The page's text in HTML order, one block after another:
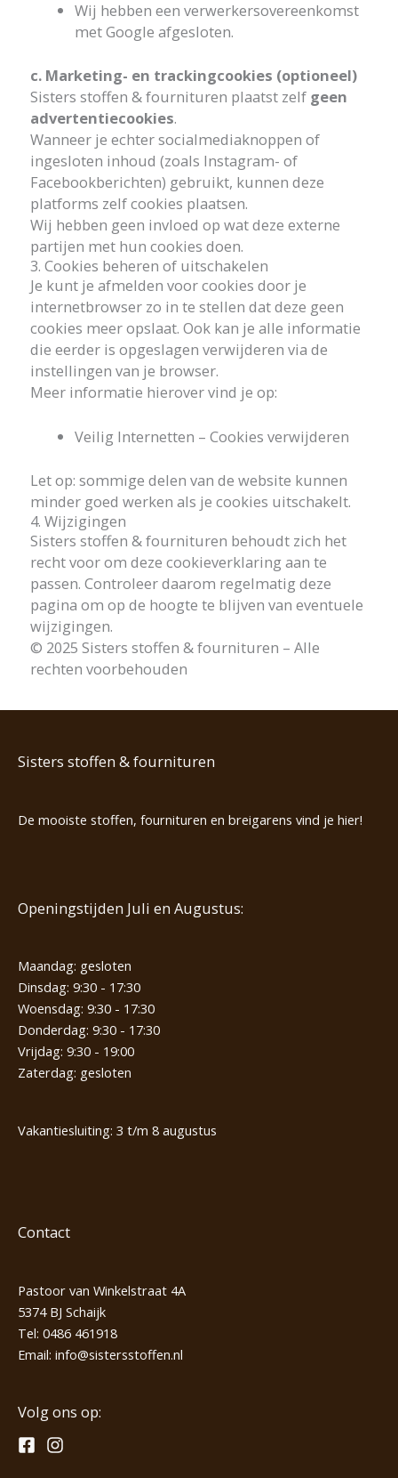
Wij hebben een verwerkersovereenkomst
met Google afgesloten.
c. Marketing- en trackingcookies (optioneel)
Sisters stoffen & fournituren plaatst zelf geen
advertentiecookies.
Wanneer je echter socialmediaknoppen of
ingesloten inhoud (zoals Instagram- of
Facebookberichten) gebruikt, kunnen deze
platforms zelf cookies plaatsen.
Wij hebben geen invloed op wat deze externe
partijen met hun cookies doen.
3. Cookies beheren of uitschakelen
Je kunt je afmelden voor cookies door je
internetbrowser zo in te stellen dat deze geen
cookies meer opslaat. Ook kan je alle informatie
die eerder is opgeslagen verwijderen via de
instellingen van je browser.
Meer informatie hierover vind je op:
Veilig Internetten – Cookies verwijderen
Let op: sommige delen van de website kunnen
minder goed werken als je cookies uitschakelt.
4. Wijzigingen
Sisters stoffen & fournituren behoudt zich het
recht voor om deze cookieverklaring aan te
passen. Controleer daarom regelmatig deze
pagina om op de hoogte te blijven van eventuele
wijzigingen.
© 2025 Sisters stoffen & fournituren – Alle
rechten voorbehouden
Sisters stoffen & fournituren
De mooiste stoffen, fournituren en breigarens vind je hier!
Openingstijden Juli en Augustus:
Maandag: gesloten
Dinsdag: 9:30 - 17:30
Woensdag: 9:30 - 17:30
Donderdag: 9:30 - 17:30
Vrijdag: 9:30 - 19:00
Zaterdag: gesloten
Vakantiesluiting: 3 t/m 8 augustus
Contact
Pastoor van Winkelstraat 4A
5374 BJ Schaijk
Tel: 0486 461918
Email: info@sistersstoffen.nl
Volg ons op: